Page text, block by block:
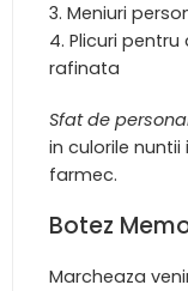
Meniuri
Plicuri
rafinata
Sfat de
in culorile nuntii
farmec.
Botez
Marcheaza